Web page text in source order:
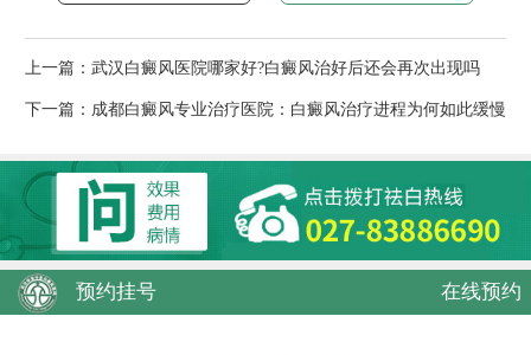
上一篇： 武汉白癜风医院哪家好?白癜风治好后还会再次出现吗
下一篇： 成都白癜风专业治疗医院：白癜风治疗进程为何如此缓慢
预约挂号 在线预约